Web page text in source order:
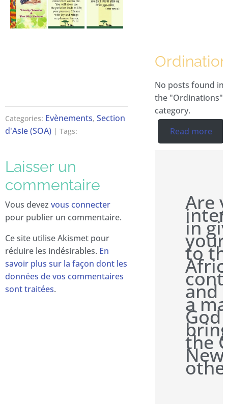
Categories: Evènements, Section
d'Asie (SOA) | Tags:
Laisser un
commentaire
Vous devez vous connecter
pour publier un commentaire.
Ce site utilise Akismet pour
réduire les indésirables. En
savoir plus sur la façon dont les
données de vos commentaires
sont traitées.
No posts found in
the "Ordinations"
category.
Read more
Are
in
to
and
a
God
the